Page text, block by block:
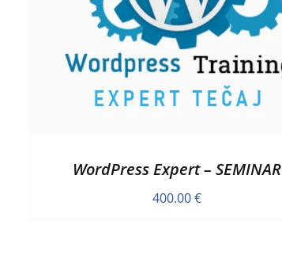
WordPress Expert – SEMINAR
400.00€